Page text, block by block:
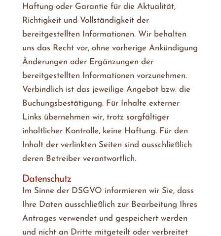
Haftung oder Garantie für die Aktualität,
Richtigkeit und Vollständigkeit der
bereitgestellten Informationen. Wir behalten
uns das Recht vor, ohne vorherige Ankündigung
Änderungen oder Ergänzungen der
bereitgestellten Informationen vorzunehmen.
Verbindlich ist das jeweilige Angebot bzw. die
Buchungsbestätigung. Für Inhalte externer
Links übernehmen wir, trotz sorgfältiger
inhaltlicher Kontrolle, keine Haftung. Für den
Inhalt der verlinkten Seiten sind ausschließlich
deren Betreiber verantwortlich.
Datenschutz
Im Sinne der DSGVO informieren wir Sie, dass
Ihre Daten ausschließlich zur Bearbeitung Ihres
Antrages verwendet und gespeichert werden
und nicht an Dritte mitgeteilt oder verbreitet